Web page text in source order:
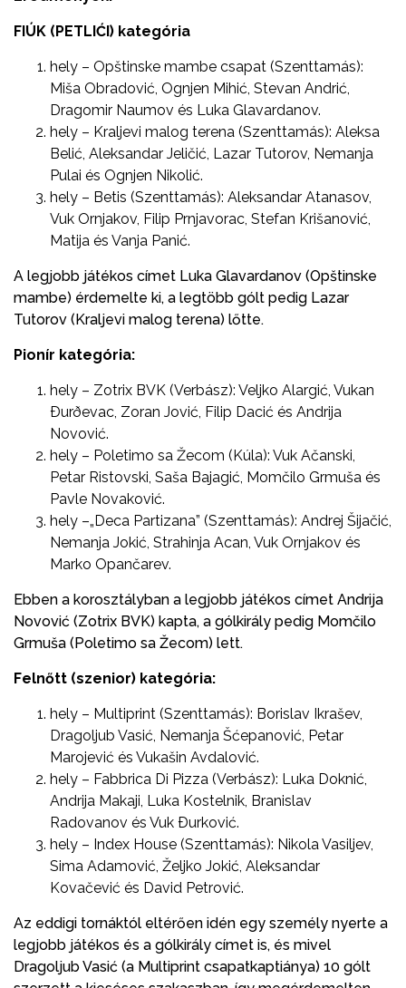
FIÚK (PETLIĆI) kategória
hely – Opštinske mambe csapat (Szenttamás):
Miša Obradović, Ognjen Mihić, Stevan Andrić,
Dragomir Naumov és Luka Glavardanov.
hely – Kraljevi malog terena (Szenttamás): Aleksa
Belić, Aleksandar Jeličić, Lazar Tutorov, Nemanja
Pulai és Ognjen Nikolić.
hely – Betis (Szenttamás): Aleksandar Atanasov,
Vuk Ornjakov, Filip Prnjavorac, Stefan Krišanović,
Matija és Vanja Panić.
A legjobb játékos címet Luka Glavardanov (Opštinske
mambe) érdemelte ki, a legtöbb gólt pedig Lazar
Tutorov (Kraljevi malog terena) lőtte.
Pionír kategória:
hely – Zotrix BVK (Verbász): Veljko Alargić, Vukan
Ðurðevac, Zoran Jović, Filip Dacić és Andrija
Novović.
hely – Poletimo sa Žecom (Kúla): Vuk Ačanski,
Petar Ristovski, Saša Bajagić, Momčilo Grmuša és
Pavle Novaković.
hely –„Deca Partizana” (Szenttamás): Andrej Šijačić,
Nemanja Jokić, Strahinja Acan, Vuk Ornjakov és
Marko Opančarev.
Ebben a korosztályban a legjobb játékos címet Andrija
Novović (Zotrix BVK) kapta, a gólkirály pedig Momčilo
Grmuša (Poletimo sa Žecom) lett.
Felnőtt (szenior) kategória:
hely – Multiprint (Szenttamás): Borislav Ikrašev,
Dragoljub Vasić, Nemanja Šćepanović, Petar
Marojević és Vukašin Avdalović.
hely – Fabbrica Di Pizza (Verbász): Luka Doknić,
Andrija Makaji, Luka Kostelnik, Branislav
Radovanov és Vuk Ðurković.
hely – Index House (Szenttamás): Nikola Vasiljev,
Sima Adamović, Željko Jokić, Aleksandar
Kovačević és David Petrović.
Az eddigi tornáktól eltérően idén egy személy nyerte a
legjobb játékos és a gólkirály címet is, és mivel
Dragoljub Vasić (a Multiprint csapatkaptiánya) 10 gólt